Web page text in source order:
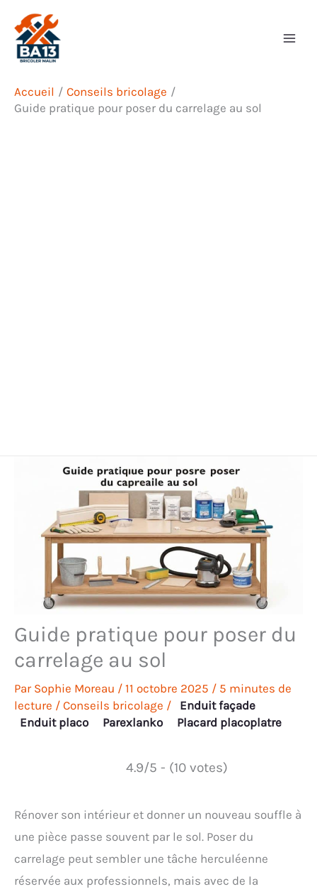
contenu
Accueil
Conseils bricolage
Guide pratique pour poser du carrelage au sol
Guide pratique pour poser du
carrelage au sol
Par Sophie Moreau / 11 octobre 2025 / 5 minutes de
lecture / Conseils bricolage /
Enduit façade
Enduit placo
Parexlanko Placard placoplatre
4.9/5 - (10 votes)
Rénover son intérieur et donner un nouveau souffle à
une pièce passe souvent par le sol. Poser du
carrelage peut sembler une tâche herculéenne
réservée aux professionnels, mais avec de la
Rechercher